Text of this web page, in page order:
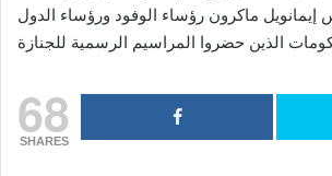
ماكرون رؤساء الوفود ورؤساء الدول
68
SHARES